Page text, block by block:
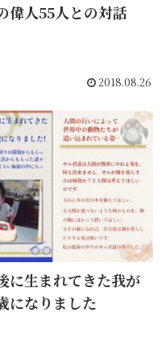
偉人55人との対話
2018.08.26
に生まれてきた我が
になりました